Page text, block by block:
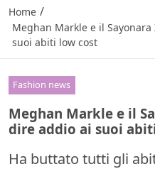
Home /
Meghan Markle e il
suoi abiti low cost
Fashion news
Meghan Markle e il
dire addio ai suoi
Ha buttato tutti gli